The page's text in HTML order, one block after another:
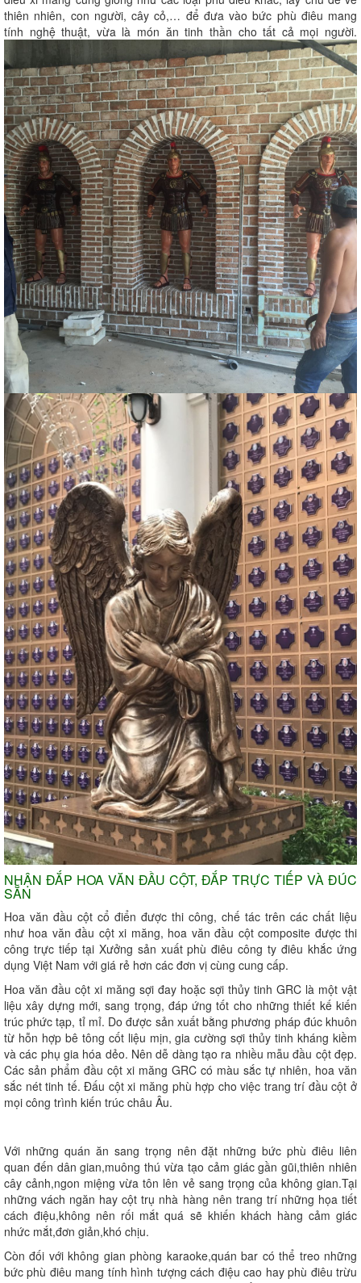
thiên nhiên, con người, cây cỏ,… để đưa vào bức phù điêu mang
tính nghệ thuật, vừa là món ăn tinh thần cho tất cả mọi người.
NHẬN ĐẮP HOA VĂN ĐẦU CỘT, ĐẮP TRỰC TIẾP VÀ ĐÚC
SẴN
Hoa văn đầu cột cổ điển được thi công, chế tác trên các chất liệu
như hoa văn đầu cột xi măng, hoa văn đầu cột composite được thi
công trực tiếp tại Xưởng sản xuất phù điêu công ty điêu khắc ứng
dụng Việt Nam với giá rẻ hơn các đơn vị cùng cung cấp.
Hoa văn đầu cột xi măng sợi đay hoặc sợi thủy tinh GRC là một vật
liệu xây dựng mới, sang trọng, đáp ứng tốt cho những thiết kế kiến
trúc phức tạp, tỉ mỉ. Do được sản xuất bằng phương pháp đúc khuôn
từ hỗn hợp bê tông cốt liệu mịn, gia cường sợi thủy tinh kháng kiềm
và các phụ gia hóa dẻo. Nên dễ dàng tạo ra nhiều mẫu đầu cột đẹp.
Các sản phẩm đầu cột xi măng GRC có màu sắc tự nhiên, hoa văn
sắc nét tinh tế. Đấu cột xi măng phù hợp cho việc trang trí đầu cột ở
mọi công trình kiến trúc châu Âu.
Với những quán ăn sang trọng nên đặt những bức phù điêu liên
quan đến dân gian,muông thú vừa tạo cảm giác gần gũi,thiên nhiên
cây cảnh,ngon miệng vừa tôn lên vẻ sang trọng của không gian.Tại
những vách ngăn hay cột trụ nhà hàng nên trang trí những họa tiết
cách điệu,không nên rối mắt quá sẽ khiến khách hàng cảm giác
nhức mắt,đơn giản,khó chịu.
Còn đối với không gian phòng karaoke,quán bar có thể treo những
bức phù điêu mang tính hình tượng cách điệu cao hay phù điêu trừu